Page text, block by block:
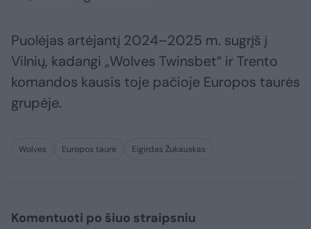
Puolėjas artėjantį 2024–2025 m. sugrįš į
Vilnių, kadangi „Wolves Twinsbet“ ir Trento
komandos kausis toje pačioje Europos taurės
grupėje.
Wolves Europos taurė Eigirdas Žukauskas
Komentuoti po šiuo straipsniu